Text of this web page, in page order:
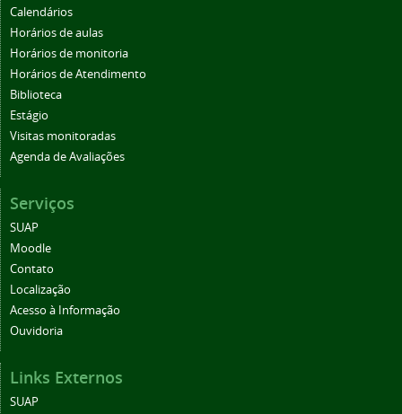
Calendários
Horários de aulas
Horários de monitoria
Horários de Atendimento
Biblioteca
Estágio
Visitas monitoradas
Agenda de Avaliações
Serviços
SUAP
Moodle
Contato
Localização
Acesso à Informação
Ouvidoria
Links Externos
SUAP